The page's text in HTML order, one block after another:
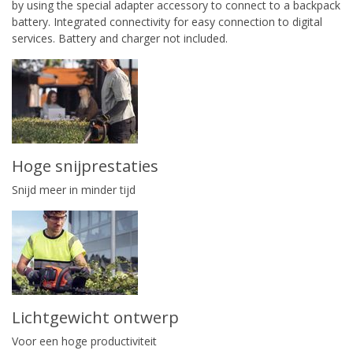
by using the special adapter accessory to connect to a backpack
battery. Integrated connectivity for easy connection to digital
services. Battery and charger not included.
Hoge snijprestaties
Snijd meer in minder tijd
Lichtgewicht ontwerp
Voor een hoge productiviteit